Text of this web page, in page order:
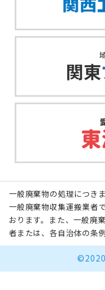
一般廃棄物の処理につき
一般廃棄物収集運搬業者
おります。また、一般廃
者または、各自治体の条
©2020